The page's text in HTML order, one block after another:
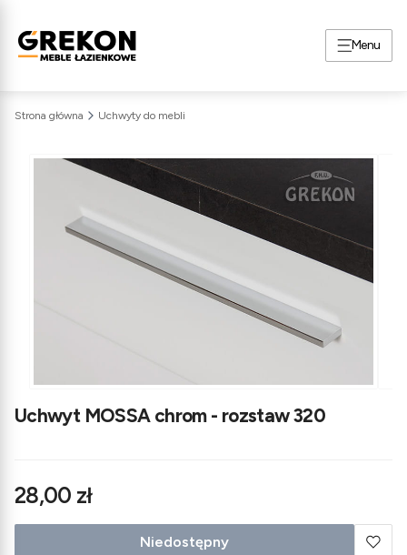
Menu
Strona główna Uchwyty do mebli
Uchwyt MOSSA chrom - rozstaw 320
Cena
28,00 zł
Niedostępny